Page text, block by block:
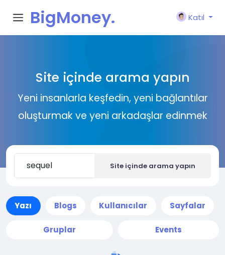
BigMoney.
Katıl
Site içinde arama yapın
Yeni insanlarla keşfedin, yeni bağlantılar
oluşturmak ve yeni arkadaşlar edinmek
Site içinde arama yapın
Yazı Blogs Kullanıcılar Sayfalar
Gruplar Events